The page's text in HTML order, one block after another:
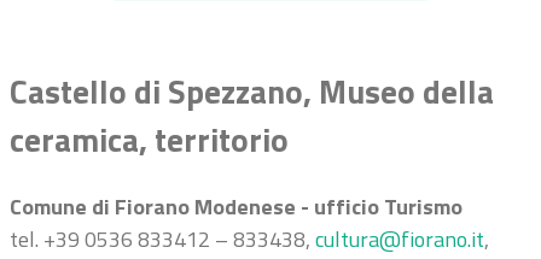
Castello di Spezzano, Museo della
ceramica, territorio
Comune di Fiorano Modenese - ufficio Turismo
tel. +39 0536 833412 – 833438,cultura@fiorano.it,